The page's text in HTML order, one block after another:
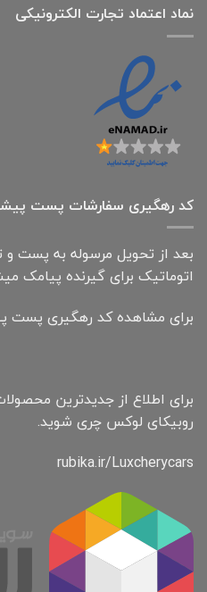
نماد اعتماد تجارت الكترونیكی
کد رهگیری سفارشات پست
بعد از تحویل مرسوله به پست
اتوماتیک برای گیرنده پیامک
برای مشاهده کد رهگیری پست
برای اطلاع از جدیدترین
روبیکای لوکس چری شوید.
rubika.ir/Luxcherycars